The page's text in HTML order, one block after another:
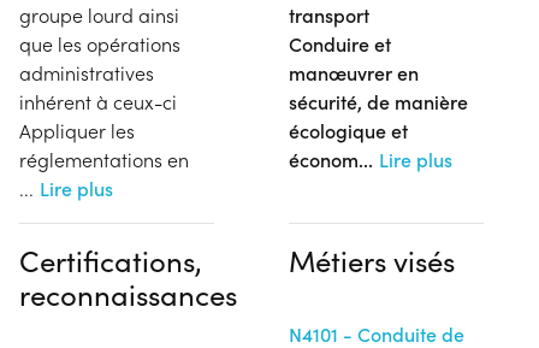
groupe lourd ainsi
que les opérations
administratives
inhérent à ceux-ci
Appliquer les
réglementations en
... Lire plus
transport
Conduire et
manœuvrer en
sécurité, de manière
écologique et
économ... Lire plus
Certifications,
reconnaissances
Métiers visés
N4101 - Conduite de